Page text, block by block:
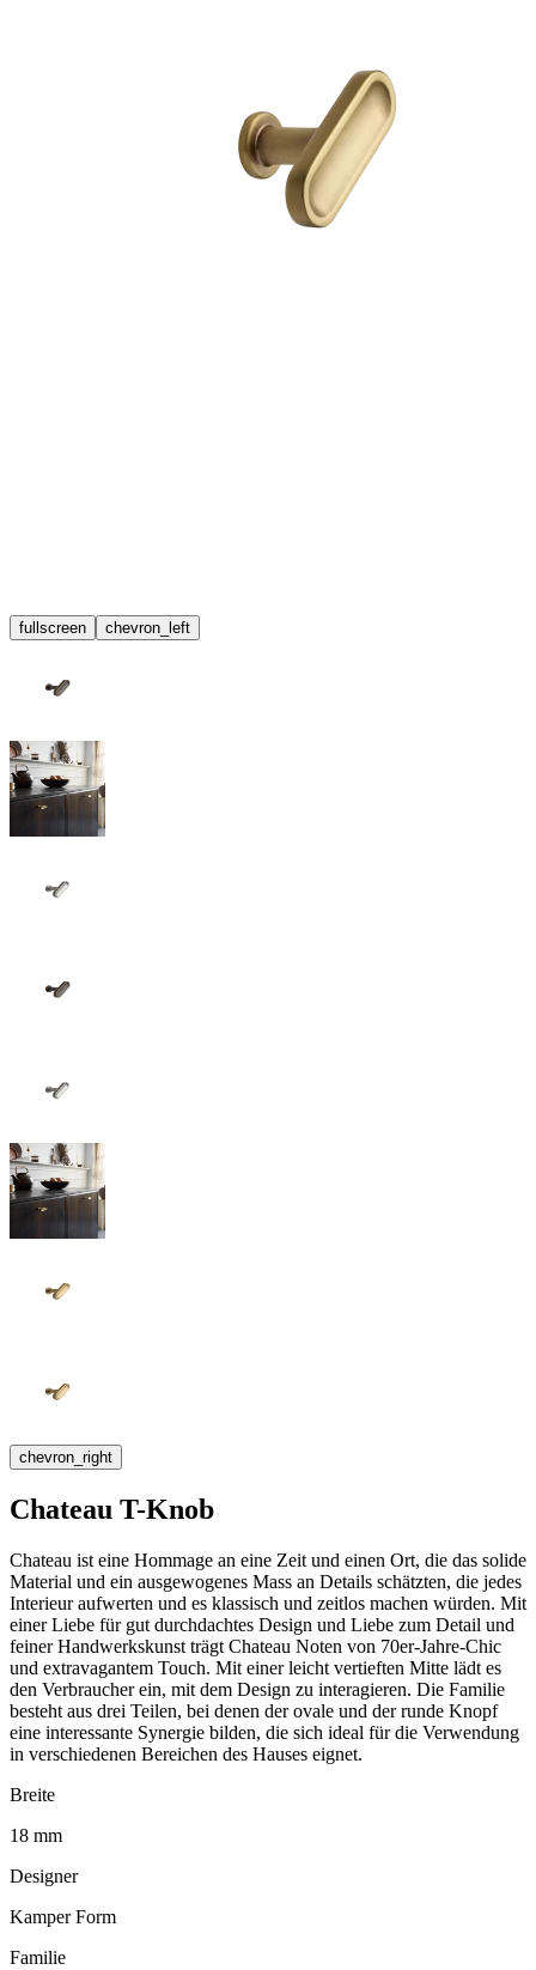
fullscreen chevron_left
chevron_right
Chateau T-Knob
Chateau ist eine Hommage an eine Zeit und einen Ort, die das solide
Material und ein ausgewogenes Mass an Details schätzten, die jedes
Interieur aufwerten und es klassisch und zeitlos machen würden. Mit
einer Liebe für gut durchdachtes Design und Liebe zum Detail und
feiner Handwerkskunst trägt Chateau Noten von 70er-Jahre-Chic
und extravagantem Touch. Mit einer leicht vertieften Mitte lädt es
den Verbraucher ein, mit dem Design zu interagieren. Die Familie
besteht aus drei Teilen, bei denen der ovale und der runde Knopf
eine interessante Synergie bilden, die sich ideal für die Verwendung
in verschiedenen Bereichen des Hauses eignet.
Breite
18 mm
Designer
Kamper Form
Familie